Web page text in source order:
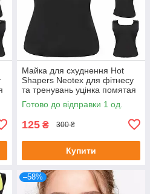
Майка для схуднення Hot
Shapers Neotex для фітнесу
та тренувань уцінка помятая
упаковка Розмір XL
Готово до відправки 1 од.
125 ₴ 300 ₴
Купити
–58%